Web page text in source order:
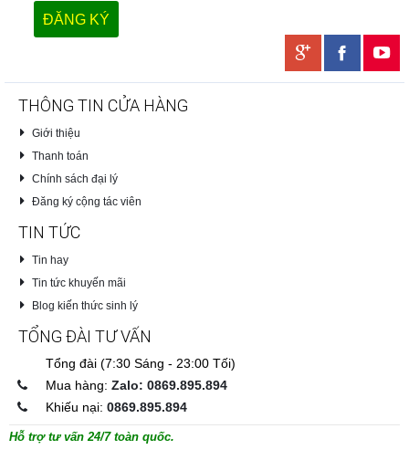
THÔNG TIN CỬA HÀNG
Giới thiệu
Thanh toán
Chính sách đại lý
Đăng ký cộng tác viên
TIN TỨC
Tin hay
Tin tức khuyến mãi
Blog kiến thức sinh lý
TỔNG ĐÀI TƯ VẤN
Tổng đài (7:30 Sáng - 23:00 Tối)
Mua hàng: Zalo: 0869.895.894
Khiếu nại: 0869.895.894
Hỗ trợ tư vấn 24/7 toàn quốc.